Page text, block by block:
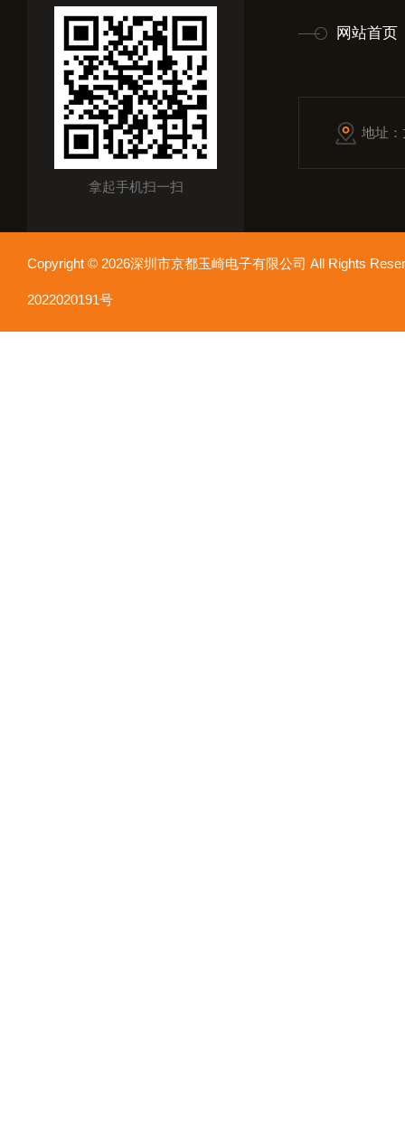
拿起手机扫一扫
网站首页
地址
Copyright © 2026深圳市京都玉崎电子有限公司 All Rights
2022020191号